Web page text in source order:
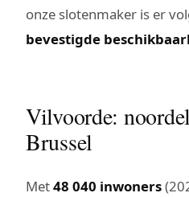
onze slotenmaker is er
bevestigde
Vilvoorde:
Brussel
Met48 040 inwoners